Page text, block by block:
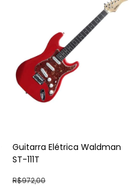
Guitarra Elétrica Waldman
ST-111T
R$972,00